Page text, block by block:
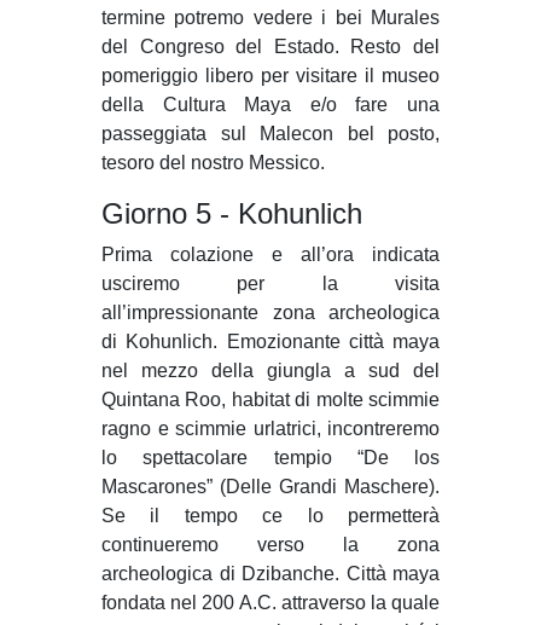
termine potremo vedere i bei Murales
del Congreso del Estado. Resto del
pomeriggio libero per visitare il museo
della Cultura Maya e/o fare una
passeggiata sul Malecon bel posto,
tesoro del nostro Messico.
Giorno 5 - Kohunlich
Prima colazione e all’ora indicata
usciremo per la visita
all’impressionante zona archeologica
di Kohunlich. Emozionante città maya
nel mezzo della giungla a sud del
Quintana Roo, habitat di molte scimmie
ragno e scimmie urlatrici, incontreremo
lo spettacolare tempio “De los
Mascarones” (Delle Grandi Maschere).
Se il tempo ce lo permetterà
continueremo verso la zona
archeologica di Dzibanche. Città maya
fondata nel 200 A.C. attraverso la quale